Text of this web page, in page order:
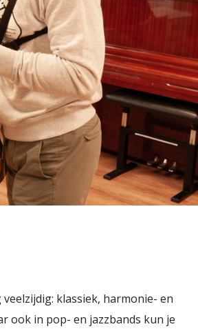
klassiek, harmonie- en
ook in pop- en jazzbands kun je